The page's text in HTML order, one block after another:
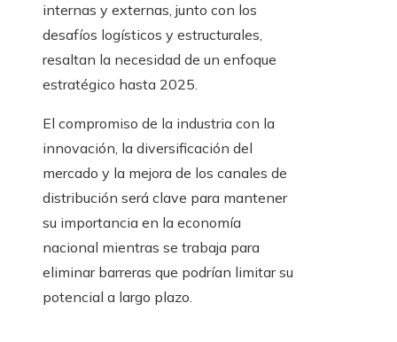
internas y externas, junto con los
desafíos logísticos y estructurales,
resaltan la necesidad de un enfoque
estratégico hasta 2025.
El compromiso de la industria con la
innovación, la diversificación del
mercado y la mejora de los canales de
distribución será clave para mantener
su importancia en la economía
nacional mientras se trabaja para
eliminar barreras que podrían limitar su
potencial a largo plazo.